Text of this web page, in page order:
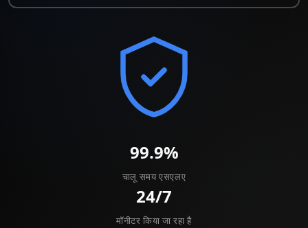
99.9%
चालू समय एसएलए
24/7
मॉनीटर किया जा रहा है